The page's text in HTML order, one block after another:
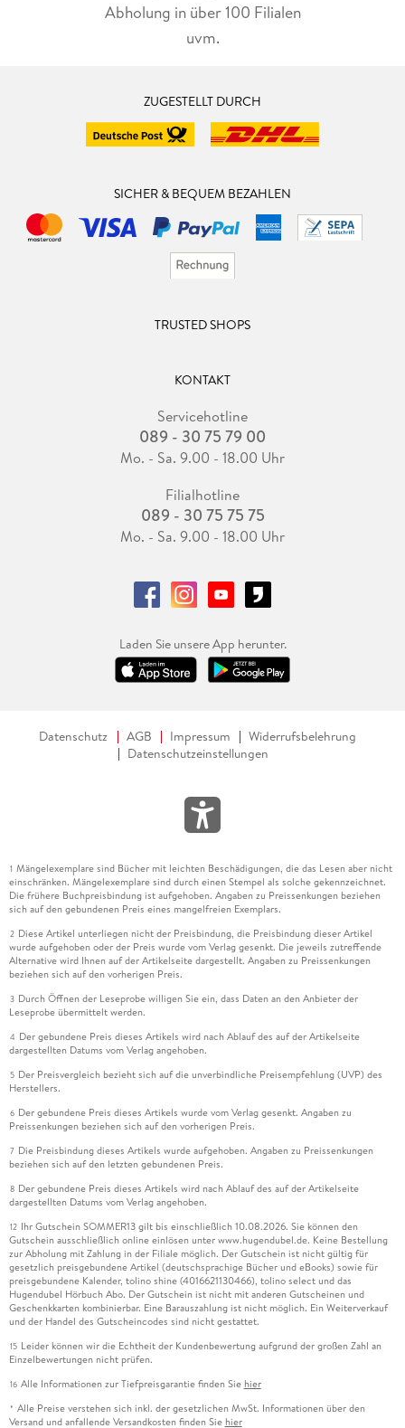
Abholung in über 100 Filialen
uvm.
ZUGESTELLT DURCH
SICHER & BEQUEM BEZAHLEN
TRUSTED SHOPS
KONTAKT
Servicehotline
089 - 30 75 79 00
Mo. - Sa. 9.00 - 18.00 Uhr
Filialhotline
089 - 30 75 75 75
Mo. - Sa. 9.00 - 18.00 Uhr
Laden Sie unsere App herunter.
Datenschutz AGB Impressum
Widerrufsbelehrung
Datenschutzeinstellungen
1 Mängelexemplare sind Bücher mit leichten Beschädigungen, die das Lesen aber nicht
einschränken. Mängelexemplare sind durch einen Stempel als solche gekennzeichnet.
Die frühere Buchpreisbindung ist aufgehoben. Angaben zu Preissenkungen beziehen
sich auf den gebundenen Preis eines mangelfreien Exemplars.
2 Diese Artikel unterliegen nicht der Preisbindung, die Preisbindung dieser Artikel
wurde aufgehoben oder der Preis wurde vom Verlag gesenkt. Die jeweils zutreffende
Alternative wird Ihnen auf der Artikelseite dargestellt. Angaben zu Preissenkungen
beziehen sich auf den vorherigen Preis.
3 Durch Öffnen der Leseprobe willigen Sie ein, dass Daten an den Anbieter der
Leseprobe übermittelt werden.
4 Der gebundene Preis dieses Artikels wird nach Ablauf des auf der Artikelseite
dargestellten Datums vom Verlag angehoben.
5 Der Preisvergleich bezieht sich auf die unverbindliche Preisempfehlung (UVP) des
Herstellers.
6 Der gebundene Preis dieses Artikels wurde vom Verlag gesenkt. Angaben zu
Preissenkungen beziehen sich auf den vorherigen Preis.
7 Die Preisbindung dieses Artikels wurde aufgehoben. Angaben zu Preissenkungen
beziehen sich auf den letzten gebundenen Preis.
8 Der gebundene Preis dieses Artikels wird nach Ablauf des auf der Artikelseite
dargestellten Datums vom Verlag angehoben.
12 Ihr Gutschein SOMMER13 gilt bis einschließlich 10.08.2026. Sie können den
Gutschein ausschließlich online einlösen unter www.hugendubel.de. Keine Bestellung
zur Abholung mit Zahlung in der Filiale möglich. Der Gutschein ist nicht gültig für
gesetzlich preisgebundene Artikel (deutschsprachige Bücher und eBooks) sowie für
preisgebundene Kalender, tolino shine (4016621130466), tolino select und das
Hugendubel Hörbuch Abo. Der Gutschein ist nicht mit anderen Gutscheinen und
Geschenkkarten kombinierbar. Eine Barauszahlung ist nicht möglich. Ein Weiterverkauf
und der Handel des Gutscheincodes sind nicht gestattet.
15 Leider können wir die Echtheit der Kundenbewertung aufgrund der großen Zahl an
Einzelbewertungen nicht prüfen.
16 Alle Informationen zur Tiefpreisgarantie finden Sie hier
* Alle Preise verstehen sich inkl. der gesetzlichen MwSt. Informationen über den
Versand und anfallende Versandkosten finden Sie hier